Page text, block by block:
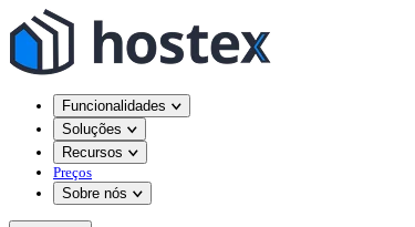
Funcionalidades
Soluções
Recursos
Preços
Sobre nós